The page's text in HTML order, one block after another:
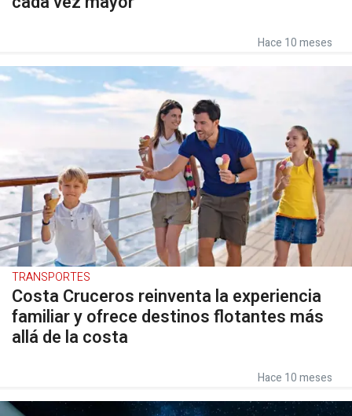
Hace 10 meses
TRANSPORTES
Costa Cruceros reinventa la experiencia
familiar y ofrece destinos flotantes más
allá de la costa
Hace 10 meses